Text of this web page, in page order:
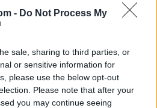
- Do Not Process My
sale, sharing to third parties, or
or sensitive information for
please use the below opt-out
Please note that after your
you may continue seeing
berühmten ungarischen
City! – FOTOS